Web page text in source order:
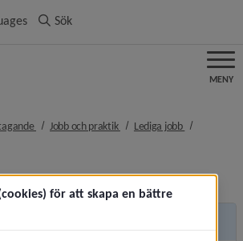
Sök
MENY
nivå i brödsmulenavigeringen
Jobb och praktik nivå i
Lediga jobb nivå i
för att skapa en bättre